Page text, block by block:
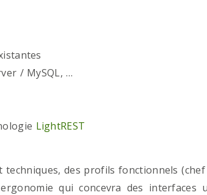
/ MySQL, …
LightREST
des profils fonctionnels
qui concevra des